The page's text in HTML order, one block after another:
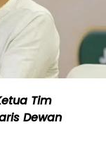
Tim
Dewan